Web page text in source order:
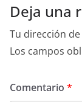
Deja una
Tu dirección
Los campos
Comentario *